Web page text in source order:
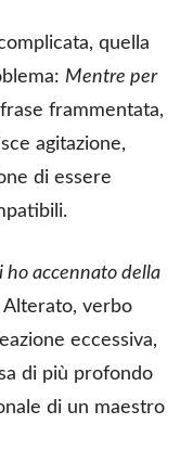
quella
Mentre per
frammentata,
agitazione,
di essere
ho accennato della
Alterato, verbo
eccessiva,
di più profondo
di un maestro